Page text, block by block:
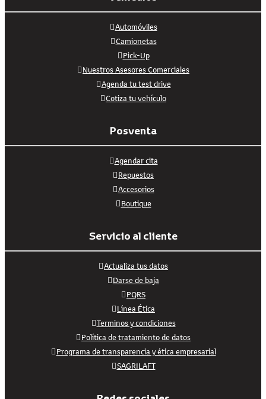
Automóviles
Camionetas
Pick-Up
Nuestros Asesores Comerciales
Agenda tu test drive
Cotiza tu vehículo
Posventa
Agendar cita
Repuestos
Accesorios
Boutique
Servicio al cliente
Actualiza tus datos
Darse de baja
PQRS
Línea Ética
Terminos y condiciones
Política de tratamiento de datos
Programa de transparencia y ética empresarial
SAGRILAFT